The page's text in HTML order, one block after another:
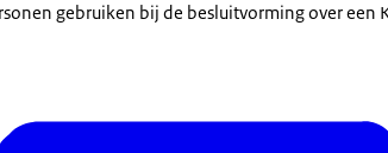
gebruiken bij de besluitvorming over een